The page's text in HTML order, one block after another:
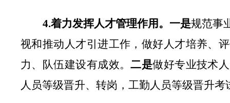
4.着力发挥人才管理作用。 一是规范事
视和推动人才引进工作， 做好人才培养、
力、队伍建设有成效。二是做好专业技术
人员等级晋升、转岗，工勤人员等级晋升考